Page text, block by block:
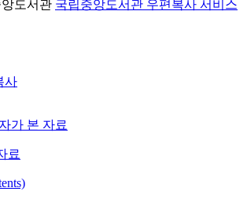
도서관 국립중앙도서관 우편복사 서비스
사
가 본 자료
료